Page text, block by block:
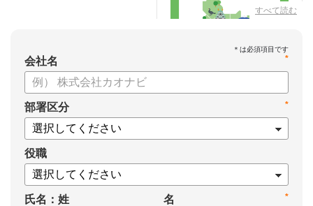
すべて読む
*
会社名
*
部署区分
役職
氏名：姓 *
名